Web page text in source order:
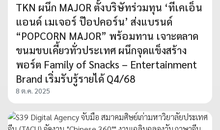
TKN ผนึก MAJOR ตั้งบริษัทร่วมทุน ‘ทีเคเอ็น
แอนด์ เมเจอร์ ป๊อปคอร์น’ ส่งแบรนด์
“POPCORN MAJOR” พร้อมทาน เจาะตลาด
ขนมขบเคี้ยวทั่วประเทศ ผนึกจุดแข็งสร้าง
พอร์ต Family of Snacks – Entertainment
Brand เริ่มรับรู้รายได้ Q4/68
8 ต.ค. 2025